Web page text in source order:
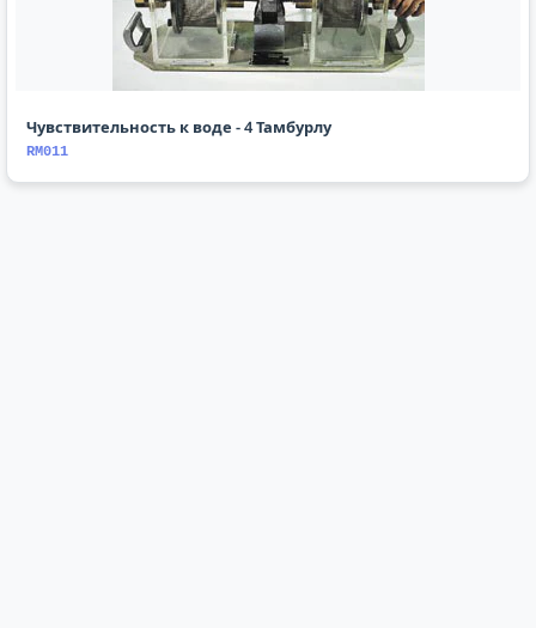
Чувствительность к воде - 4 Тамбурлу
RM011